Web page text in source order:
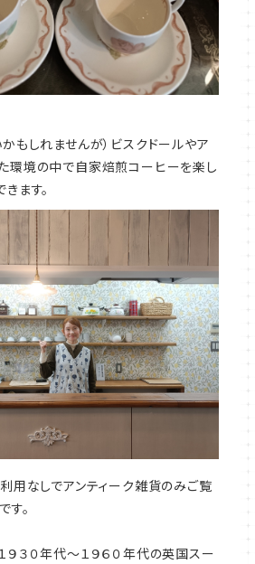
かもしれませんが）ビスクドールやア
環境の中で自家焙煎コーヒーを楽し
ます。
利用なしでアンティーク雑貨のみご覧
す。
９３０年代～１９６０年代の英国スー